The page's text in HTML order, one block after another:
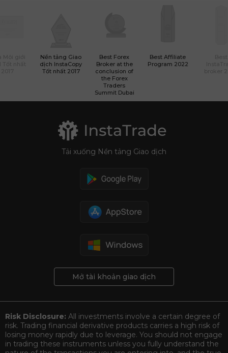
Nền tảng Giao
dịch InstaCopy
Tốt nhất 2017
Best Forex
Broker at the
conclusion of
the Forex
Traders
Summit Dubai
Best Affiliate
Program 2022
Tải xuống Nền tảng Giao dịch
Mở tài khoản giao dịch
Risk Disclosure: All investments involve a certain degree of
risk. Trading financial derivative products carries a high risk of
losing money rapidly due to leverage. You should not engage
in trading these instruments unless you fully understand the